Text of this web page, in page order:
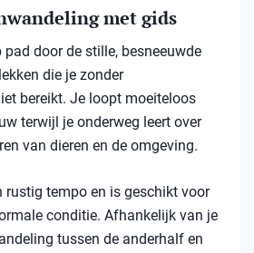
met gids
pad door de stille, besneeuwde
die je zonder
bereikt. Je loopt moeiteloos
terwijl je onderweg leert over
van dieren en de omgeving.
rustig tempo en is geschikt voor
conditie. Afhankelijk van je
tussen de anderhalf en